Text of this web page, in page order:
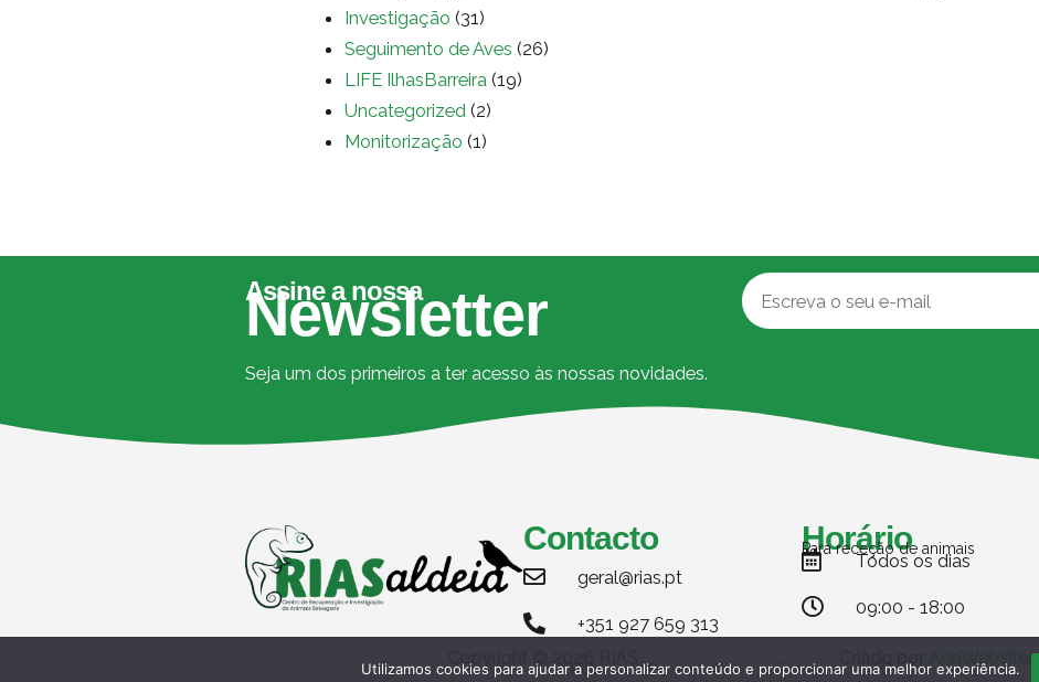
Investigação (31)
Seguimento de Aves (26)
LIFE IlhasBarreira (19)
Uncategorized (2)
Monitorização (1)
Assine a nossa
Newsletter
Seja um dos primeiros a ter acesso às nossas novidades.
Contacto
geral@rias.pt
+351 927 659 313
Horário
Para receção de animais
Todos os dias
09:00 - 18:00
Copyright © 2026 RIAS Criado por AdriWebsites
Politica de Privacidade Termos e condições
Utilizamos cookies para ajudar a personalizar conteúdo e proporcionar uma melhor experiência.